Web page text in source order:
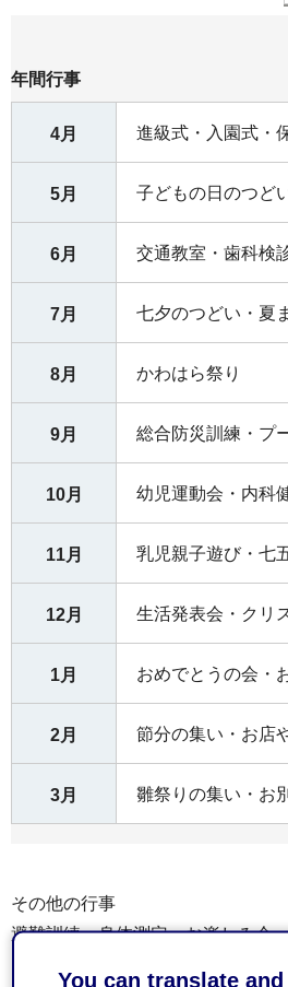
You can translate
年間行事
4月 進級式・入園式・
5月 子どもの日のつど
6月 交通教室・歯科検
7月 七夕のつどい・夏
8月 かわはら祭り
9月 総合防災訓練・プ
10月 幼児運動会・内科
11月 乳児親子遊び・七
12月 生活発表会・クリ
1月 おめでとうの会・
2月 節分の集い・お店
3月 雛祭りの集い・お
その他の行事
避難訓練、身体測定、お楽しみ会